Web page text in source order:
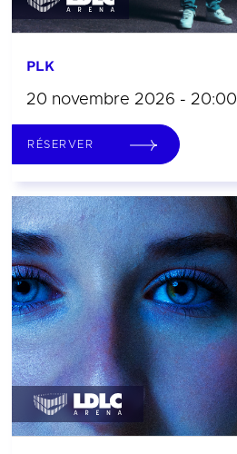
PLK
20 novembre 2026 - 20:00
RÉSERVER